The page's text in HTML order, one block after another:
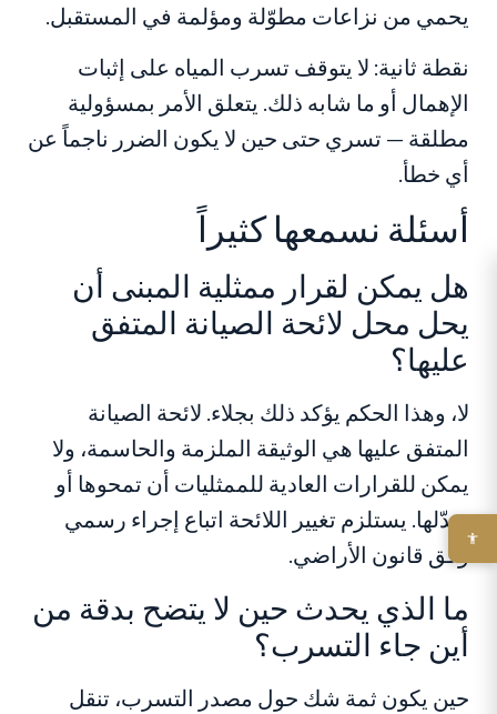
يحمي من نزاعات مطوّلة ومؤلمة في المستقبل.
نقطة ثانية: لا يتوقف تسرب المياه على إثبات
الإهمال أو ما شابه ذلك. يتعلق الأمر بمسؤولية
مطلقة — تسري حتى حين لا يكون الضرر ناجماً عن
أي خطأ.
أسئلة نسمعها كثيراً
هل يمكن لقرار ممثلية المبنى أن
يحل محل لائحة الصيانة المتفق
عليها؟
لا، وهذا الحكم يؤكد ذلك بجلاء. لائحة الصيانة
المتفق عليها هي الوثيقة الملزمة والحاسمة، ولا
يمكن للقرارات العادية للممثليات أن تمحوها أو
تعدّلها. يستلزم تغيير اللائحة اتباع إجراء رسمي
وفق قانون الأراضي.
ما الذي يحدث حين لا يتضح بدقة من
أين جاء التسرب؟
حين يكون ثمة شك حول مصدر التسرب، تنقل